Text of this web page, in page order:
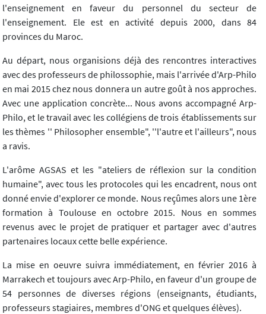
l'enseignement en faveur du personnel du secteur de
l'enseignement. Ele est en activité depuis 2000, dans 84
provinces du Maroc.
Au départ, nous organisions déjà des rencontres interactives
avec des professeurs de philossophie, mais l'arrivée d'Arp-Philo
en mai 2015 chez nous donnera un autre goût à nos approches.
Avec une application concrète... Nous avons accompagné Arp-
Philo, et le travail avec les collégiens de trois établissements sur
les thèmes '' Philosopher ensemble", ''l'autre et l'ailleurs", nous
a ravis.
L'arôme AGSAS et les "ateliers de réflexion sur la condition
humaine", avec tous les protocoles qui les encadrent, nous ont
donné envie d'explorer ce monde. Nous reçûmes alors une 1ère
formation à Toulouse en octobre 2015. Nous en sommes
revenus avec le projet de pratiquer et partager avec d'autres
partenaires locaux cette belle expérience.
La mise en oeuvre suivra immédiatement, en février 2016 à
Marrakech et toujours avec Arp-Philo, en faveur d'un groupe de
54 personnes de diverses régions (enseignants, étudiants,
professeurs stagiaires, membres d'ONG et quelques élèves).